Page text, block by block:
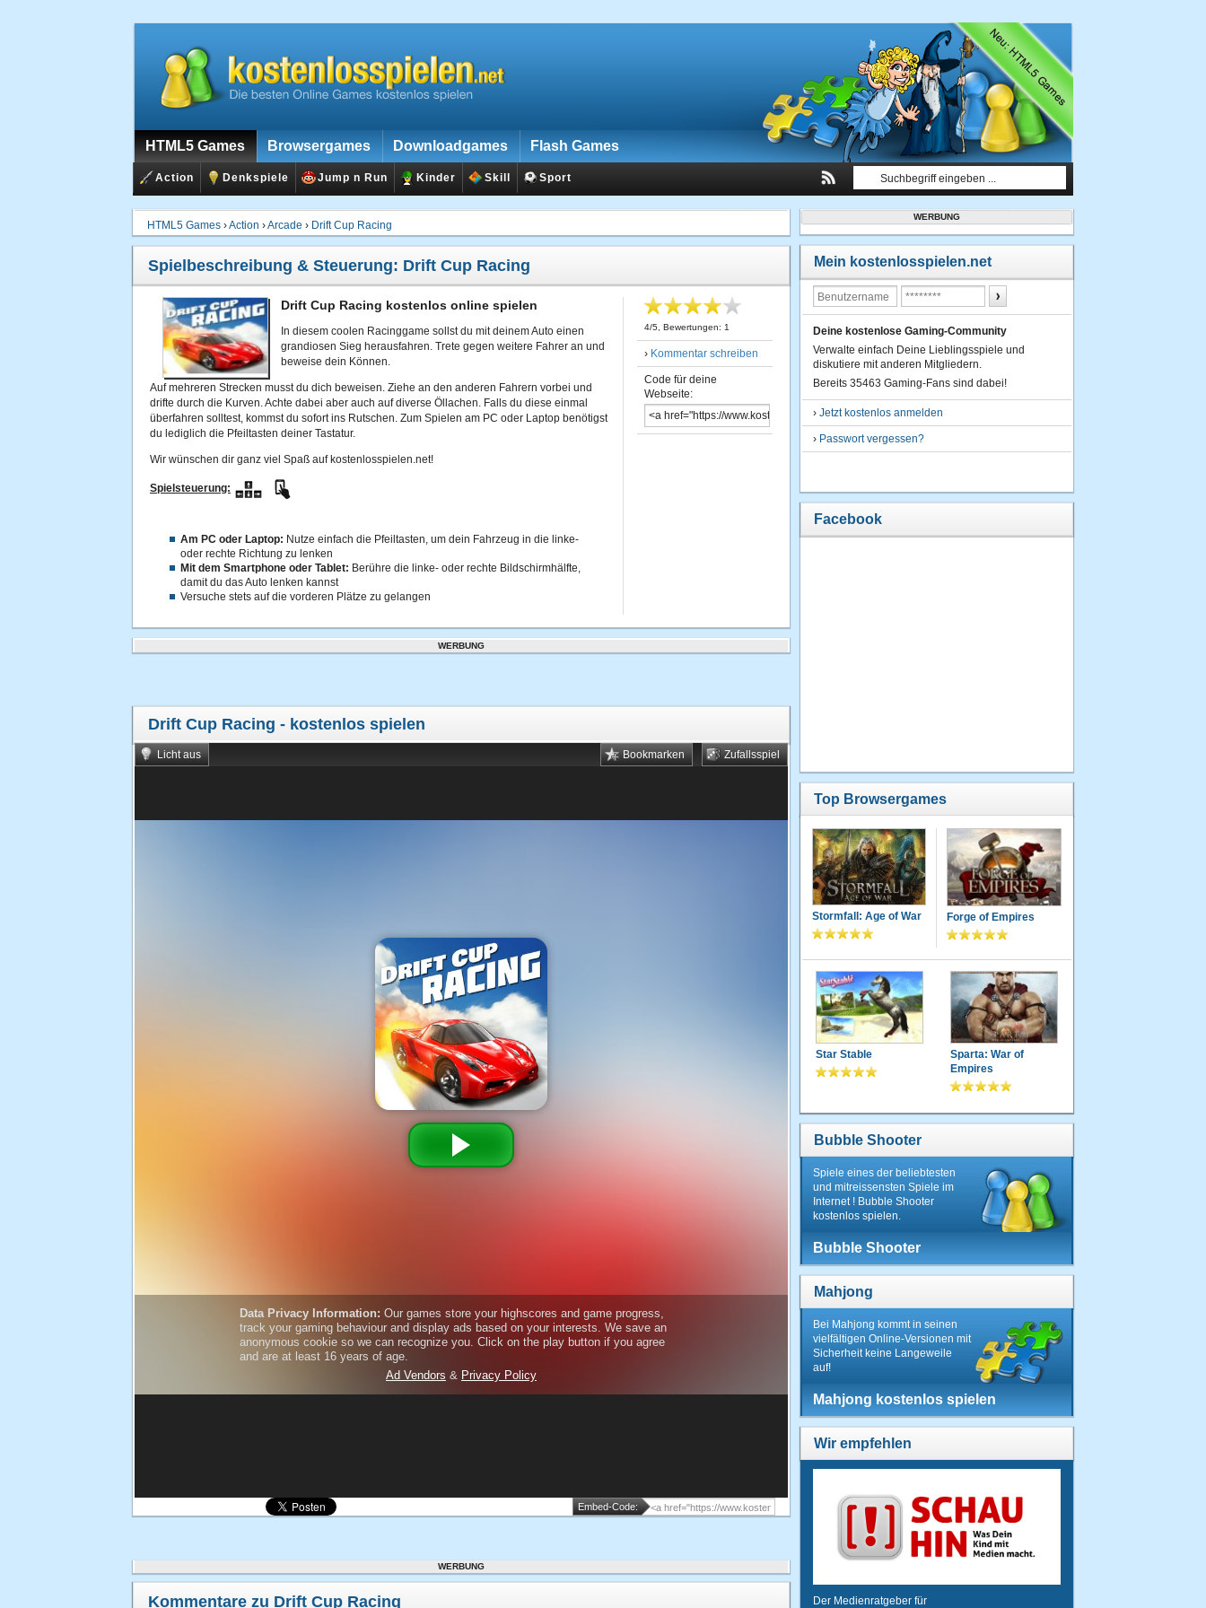
HTML5 Games Browsergames Downloadgames Flash Games
Action Denkspiele Jump n Run Kinder Skill Sport
HTML5 Games ›Action ›Arcade › Drift Cup Racing
Spielbeschreibung & Steuerung: Drift Cup Racing
Drift Cup Racing kostenlos online spielen
In diesem coolen Racinggame sollst du mit deinem Auto einen
grandiosen Sieg herausfahren. Trete gegen weitere Fahrer an und
beweise dein Können.
Auf mehreren Strecken musst du dich beweisen. Ziehe an den anderen Fahrern vorbei und
drifte durch die Kurven. Achte dabei aber auch auf diverse Öllachen. Falls du diese einmal
überfahren solltest, kommst du sofort ins Rutschen. Zum Spielen am PC oder Laptop benötigst
du lediglich die Pfeiltasten deiner Tastatur.
Wir wünschen dir ganz viel Spaß auf kostenlosspielen.net!
Spielsteuerung:
Am PC oder Laptop: Nutze einfach die Pfeiltasten, um dein Fahrzeug in die linke-
oder rechte Richtung zu lenken
Mit dem Smartphone oder Tablet: Berühre die linke- oder rechte Bildschirmhälfte,
damit du das Auto lenken kannst
Versuche stets auf die vorderen Plätze zu gelangen
4/5 , Bewertungen: 1
› Kommentar schreiben
Code für deine
Webseite:
WERBUNG
Drift Cup Racing - kostenlos spielen
Licht aus Zufallsspiel
Bookmarken
Embed-Code:
WERBUNG
Kommentare zu Drift Cup Racing
WERBUNG
Mein kostenlosspielen.net
Deine kostenlose Gaming-Community
Verwalte einfach Deine Lieblingsspiele und
diskutiere mit anderen Mitgliedern.
Bereits 35463 Gaming-Fans sind dabei!
› Jetzt kostenlos anmelden
› Passwort vergessen?
Facebook
Top Browsergames
Stormfall: Age of War Forge of Empires
Star Stable
Sparta: War of
Empires
Bubble Shooter
Spiele eines der beliebtesten
und mitreissensten Spiele im
Internet ! Bubble Shooter
kostenlos spielen.
Bubble Shooter
Mahjong
Bei Mahjong kommt in seinen
vielfältigen Online-Versionen mit
Sicherheit keine Langeweile
auf!
Mahjong kostenlos spielen
Wir empfehlen
Der Medienratgeber für